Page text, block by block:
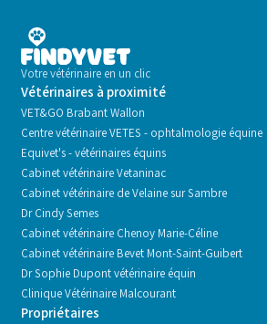
Votre vétérinaire en un clic
Vétérinaires à proximité
VET&GO Brabant Wallon
Centre vétérinaire VETES - ophtalmologie équine
Equivet's - vétérinaires équins
Cabinet vétérinaire Vetaninac
Cabinet vétérinaire de Velaine sur Sambre
Dr Cindy Semes
Cabinet vétérinaire Chenoy Marie-Céline
Cabinet vétérinaire Bevet Mont-Saint-Guibert
Dr Sophie Dupont vétérinaire équin
Clinique Vétérinaire Malcourant
Propriétaires